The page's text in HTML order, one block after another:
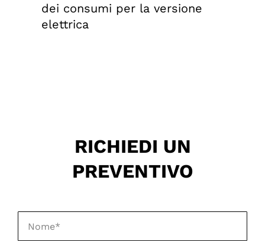
dei consumi per la versione
elettrica
RICHIEDI UN
PREVENTIVO